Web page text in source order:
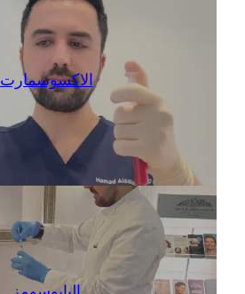
الاكسوسمارت